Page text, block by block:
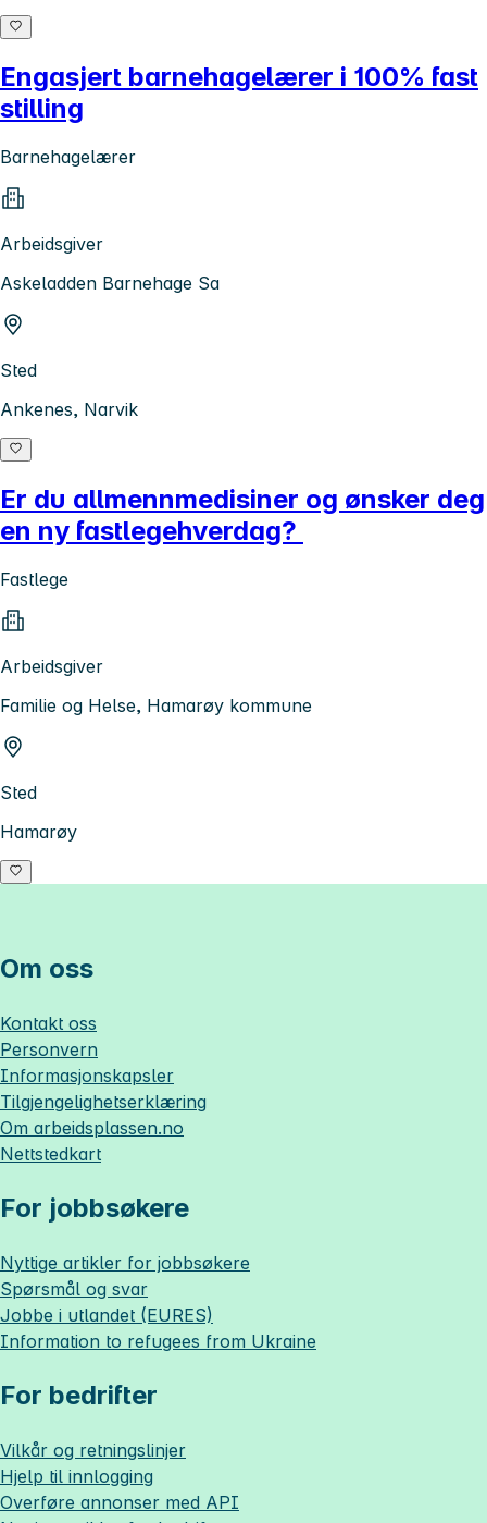
Engasjert barnehagelærer i 100% fast
stilling
Barnehagelærer
Arbeidsgiver
Askeladden Barnehage Sa
Sted
Ankenes, Narvik
Er du allmennmedisiner og ønsker deg
en ny fastlegehverdag?
Fastlege
Arbeidsgiver
Familie og Helse, Hamarøy kommune
Sted
Hamarøy
Om oss
Kontakt oss
Personvern
Informasjonskapsler
Tilgjengelighetserklæring
Om arbeidsplassen.no
Nettstedkart
For jobbsøkere
Nyttige artikler for jobbsøkere
Spørsmål og svar
Jobbe i utlandet (EURES)
Information to refugees from Ukraine
For bedrifter
Vilkår og retningslinjer
Hjelp til innlogging
Overføre annonser med API